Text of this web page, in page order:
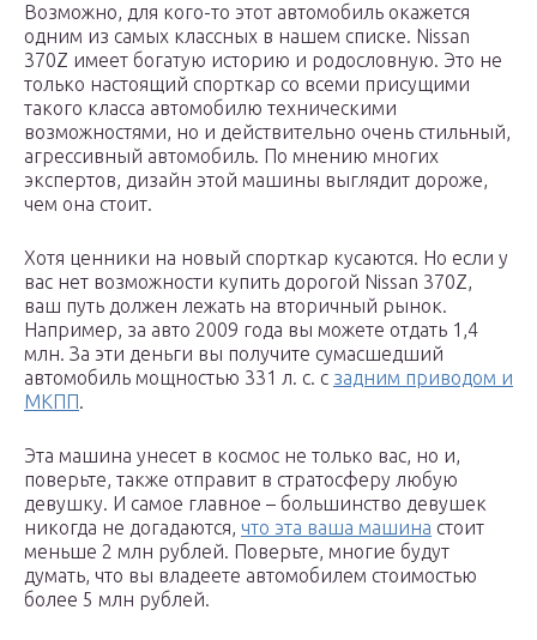
Возможно, для кого-то этот автомобиль окажется
одним из самых классных в нашем списке. Nissan
370Z имеет богатую историю и родословную. Это не
только настоящий спорткар со всеми присущими
такого класса автомобилю техническими
возможностями, но и действительно очень стильный,
агрессивный автомобиль. По мнению многих
экспертов, дизайн этой машины выглядит дороже,
чем она стоит.
Хотя ценники на новый спорткар кусаются. Но если у
вас нет возможности купить дорогой Nissan 370Z,
ваш путь должен лежать на вторичный рынок.
Например, за авто 2009 года вы можете отдать 1,4
млн. За эти деньги вы получите сумасшедший
автомобиль мощностью 331 л. с. с задним приводом и
МКПП.
Эта машина унесет в космос не только вас, но и,
поверьте, также отправит в стратосферу любую
девушку. И самое главное – большинство девушек
никогда не догадаются, что эта ваша машина стоит
меньше 2 млн рублей. Поверьте, многие будут
думать, что вы владеете автомобилем стоимостью
более 5 млн рублей.